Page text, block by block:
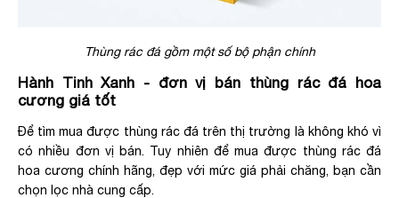
Thùng rác đá gồm một số bộ phận chính
Hành Tinh Xanh - đơn vị bán thùng rác đá hoa
cương giá tốt
Để tìm mua được thùng rác đá trên thị trường là không khó vì
có nhiều đơn vị bán. Tuy nhiên để mua được thùng rác đá
hoa cương chính hãng, đẹp với mức giá phải chăng, bạn cần
chọn lọc nhà cung cấp.